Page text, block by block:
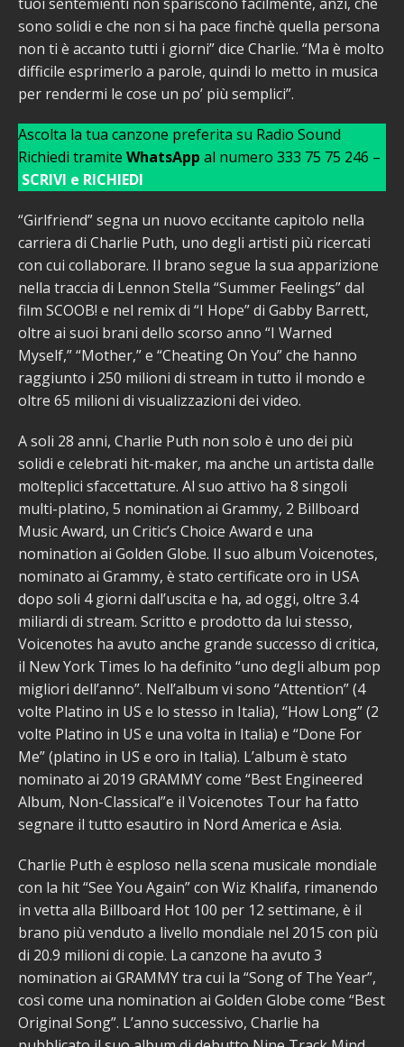
sono solidi e che non si ha pace finchè quella persona
non ti è accanto tutti i giorni” dice Charlie. “Ma è molto
difficile esprimerlo a parole, quindi lo metto in musica
per rendermi le cose un po’ più semplici”.
Ascolta la tua canzone preferita su Radio Sound
Richiedi tramite WhatsApp al numero 333 75 75 246 –
SCRIVI e RICHIEDI
“Girlfriend” segna un nuovo eccitante capitolo nella
carriera di Charlie Puth, uno degli artisti più ricercati
con cui collaborare. Il brano segue la sua apparizione
nella traccia di Lennon Stella “Summer Feelings” dal
film SCOOB! e nel remix di “I Hope” di Gabby Barrett,
oltre ai suoi brani dello scorso anno “I Warned
Myself,” “Mother,” e “Cheating On You” che hanno
raggiunto i 250 milioni di stream in tutto il mondo e
oltre 65 milioni di visualizzazioni dei video.
A soli 28 anni, Charlie Puth non solo è uno dei più
solidi e celebrati hit-maker, ma anche un artista dalle
molteplici sfaccettature. Al suo attivo ha 8 singoli
multi-platino, 5 nomination ai Grammy, 2 Billboard
Music Award, un Critic’s Choice Award e una
nomination ai Golden Globe. Il suo album Voicenotes,
nominato ai Grammy, è stato certificate oro in USA
dopo soli 4 giorni dall’uscita e ha, ad oggi, oltre 3.4
miliardi di stream. Scritto e prodotto da lui stesso,
Voicenotes ha avuto anche grande successo di critica,
il New York Times lo ha definito “uno degli album pop
migliori dell’anno”. Nell’album vi sono “Attention” (4
volte Platino in US e lo stesso in Italia), “How Long” (2
volte Platino in US e una volta in Italia) e “Done For
Me” (platino in US e oro in Italia). L’album è stato
nominato ai 2019 GRAMMY come “Best Engineered
Album, Non-Classical”e il Voicenotes Tour ha fatto
segnare il tutto esautiro in Nord America e Asia.
Charlie Puth è esploso nella scena musicale mondiale
con la hit “See You Again” con Wiz Khalifa, rimanendo
in vetta alla Billboard Hot 100 per 12 settimane, è il
brano più venduto a livello mondiale nel 2015 con più
di 20.9 milioni di copie. La canzone ha avuto 3
nomination ai GRAMMY tra cui la “Song of The Year”,
così come una nomination ai Golden Globe come “Best
Original Song”. L’anno successivo, Charlie ha